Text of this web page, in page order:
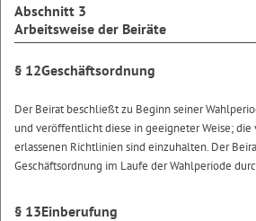
Abschnitt 3
Arbeitsweise der Beiräte
§ 12Geschäftsordnung
Der Beirat beschließt zu Beginn seiner
und veröffentlicht diese in geeigneter Weise; die
erlassenen Richtlinien sind einzuhalten. Der
Geschäftsordnung im Laufe der Wahlperiode
§ 13Einberufung